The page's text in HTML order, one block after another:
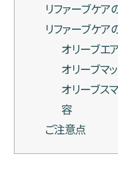
リファーブケ
リファーブケ
オリーブエ
オリーブマ
オリーブス
容
ご注意点